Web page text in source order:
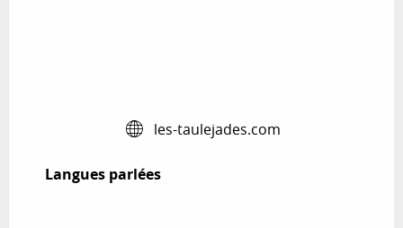
les-taulejades.com
Langues parlées
Langues parlées